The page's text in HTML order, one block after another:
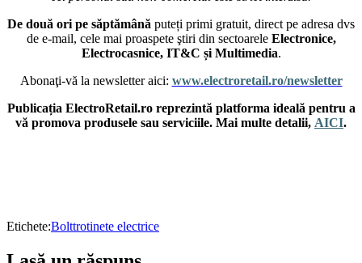
De două ori pe săptămână puteți primi gratuit, direct pe adresa dvs
de e-mail, cele mai proaspete ştiri din sectoarele Electronice,
Electrocasnice, IT&C și Multimedia.
Abonaţi-vă la newsletter aici: www.electroretail.ro/newsletter
Publicația ElectroRetail.ro reprezintă platforma ideală pentru a
vă promova produsele sau serviciile. Mai multe detalii, AICI.
Etichete:Bolttrotinete electrice